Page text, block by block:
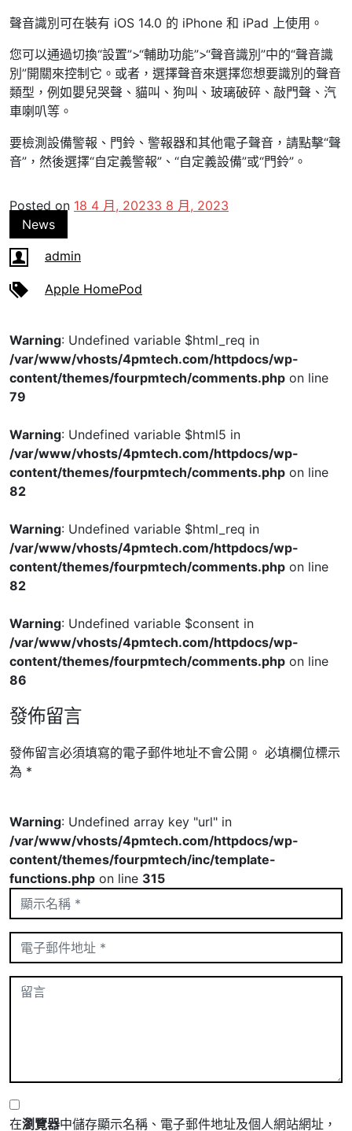
聲音識別可在裝有 iOS 14.0 的 iPhone 和 iPad 上使用。
您可以通過切換“設置”>“輔助功能”>“聲音識別”中的“聲音識
別”開關來控制它。或者，選擇聲音來選擇您想要識別的聲音
類型，例如嬰兒哭聲、貓叫、狗叫、玻璃破碎、敲門聲、汽
車喇叭等。
要檢測設備警報、門鈴、警報器和其他電子聲音，請點擊“聲
音”，然後選擇“自定義警報”、“自定義設備”或“門鈴”。
Posted on 18 4 月, 20233 8 月, 2023
News
admin
Apple HomePod
Warning: Undefined variable $html_req in
/var/www/vhosts/4pmtech.com/httpdocs/wp-
content/themes/fourpmtech/comments.php on line
79
Warning: Undefined variable $html5 in
/var/www/vhosts/4pmtech.com/httpdocs/wp-
content/themes/fourpmtech/comments.php on line
82
Warning: Undefined variable $html_req in
/var/www/vhosts/4pmtech.com/httpdocs/wp-
content/themes/fourpmtech/comments.php on line
82
Warning: Undefined variable $consent in
/var/www/vhosts/4pmtech.com/httpdocs/wp-
content/themes/fourpmtech/comments.php on line
86
發佈留言
發佈留言必須填寫的電子郵件地址不會公開。 必填欄位標示
為 *
Warning: Undefined array key "url" in
/var/www/vhosts/4pmtech.com/httpdocs/wp-
content/themes/fourpmtech/inc/template-
functions.php on line 315
在瀏覽器中儲存顯示名稱、電子郵件地址及個人網站網址，